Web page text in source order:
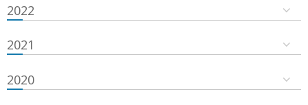
2022
2021
2020